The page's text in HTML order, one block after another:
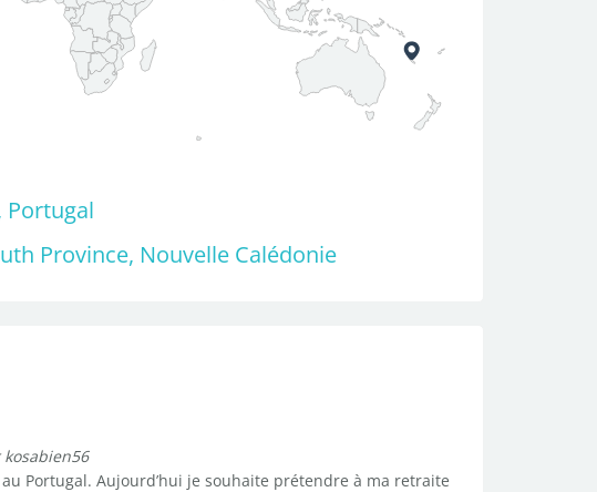
Portugal
Province, Nouvelle Calédonie
kosabien56
Portugal. Aujourd’hui je souhaite prétendre à ma retraite